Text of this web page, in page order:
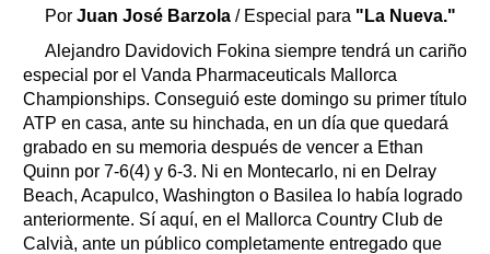
Por Juan José Barzola / Especial para "La Nueva."
Alejandro Davidovich Fokina siempre tendrá un cariño
especial por el Vanda Pharmaceuticals Mallorca
Championships. Conseguió este domingo su primer título
ATP en casa, ante su hinchada, en un día que quedará
grabado en su memoria después de vencer a Ethan
Quinn por 7-6(4) y 6-3. Ni en Montecarlo, ni en Delray
Beach, Acapulco, Washington o Basilea lo había logrado
anteriormente. Sí aquí, en el Mallorca Country Club de
Calvià, ante un público completamente entregado que